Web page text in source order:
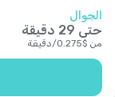
الجوال
حتى 29 دقيقة
من $
0.275
/دقيقة